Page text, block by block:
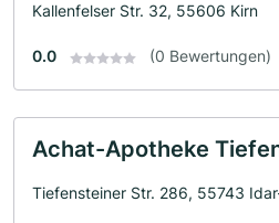
Kallenfelser Str. 32, 55606 Kirn
0.0 (0 Bewertungen)
Achat-Apotheke
Tiefensteiner Str. 286, 55743